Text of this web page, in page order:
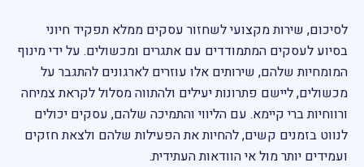
לסיכום, שירות מקצועי לשחזור עסקים ממלא תפקיד חיוני
בסיוע לעסקים המתמודדים עם אתגרים ומכשולים. על ידי מינוף
המומחיות שלהם, שירותים אלו עוזרים לארגונים להתגבר על
מכשולים, ליישם פתרונות יעילים ולהתווה מסלול לקראת צמיחה
ורווחיות ברי קיימא. עם הליווי והתמיכה שלהם, עסקים יכולים
לנווט בזמנים קשים, להחיות את הפעילות שלהם ולצאת חזקים
ועמידים יותר מול אי הוודאות העתידית.